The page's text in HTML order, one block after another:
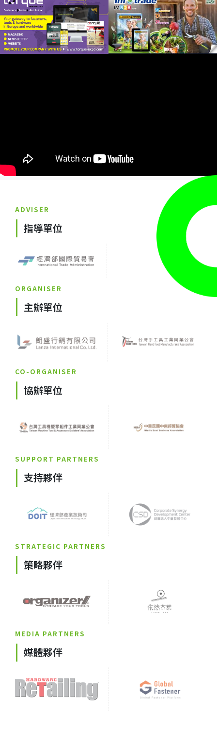
ADVISER
指導單位
ORGANISER
主辦單位
CO-ORGANISER
協辦單位
SUPPORT PARTNERS
支持夥伴
STRATEGIC PARTNERS
策略夥伴
MEDIA PARTNERS
媒體夥伴